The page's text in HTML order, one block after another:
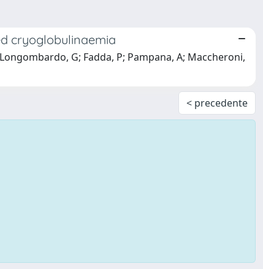
cryoglobulinaemia
G; Fadda, P; Pampana, A; Maccheroni,
< precedente